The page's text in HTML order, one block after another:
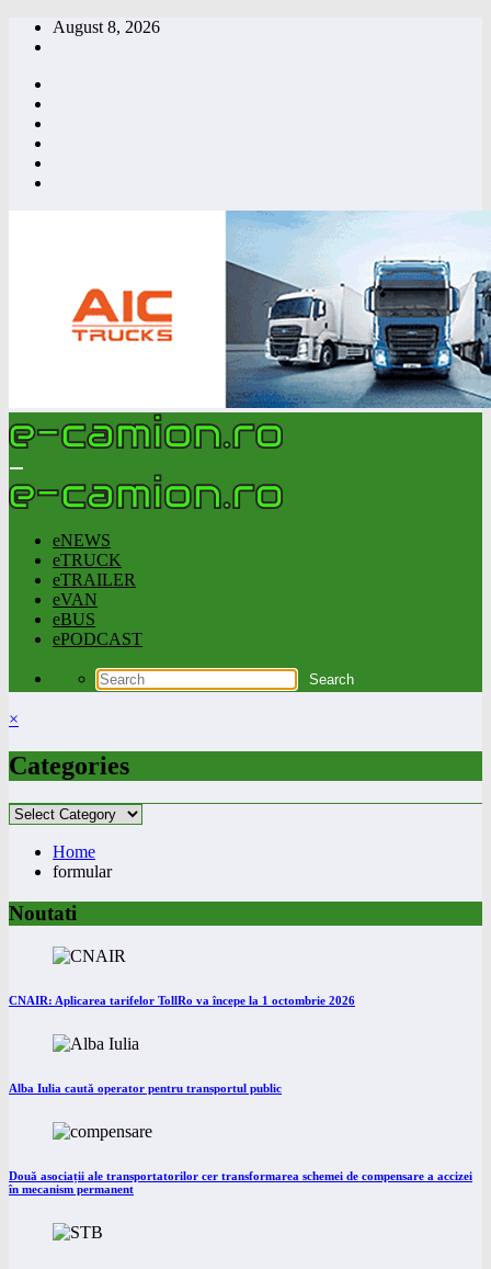
Skip
August 8, 2026
eNEWS
eTRUCK
eTRAILER
eVAN
eBUS
ePODCAST
×
Categories
Categories
Home
formular
Noutati
CNAIR: Aplicarea tarifelor TollRo va începe la 1 octombrie 2026
Alba Iulia caută operator pentru transportul public
Două asociații ale transportatorilor cer transformarea schemei de compensare a accizei
în mecanism permanent